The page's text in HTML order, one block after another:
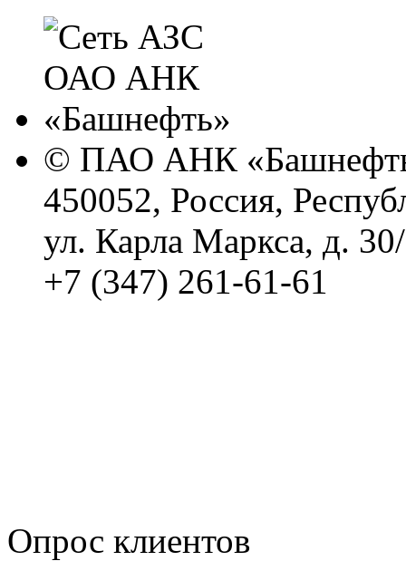
© ПАО АНК
450052, Россия,
ул. Карла Маркса, д.
+7 (347) 261-61-61
Опрос клиентов